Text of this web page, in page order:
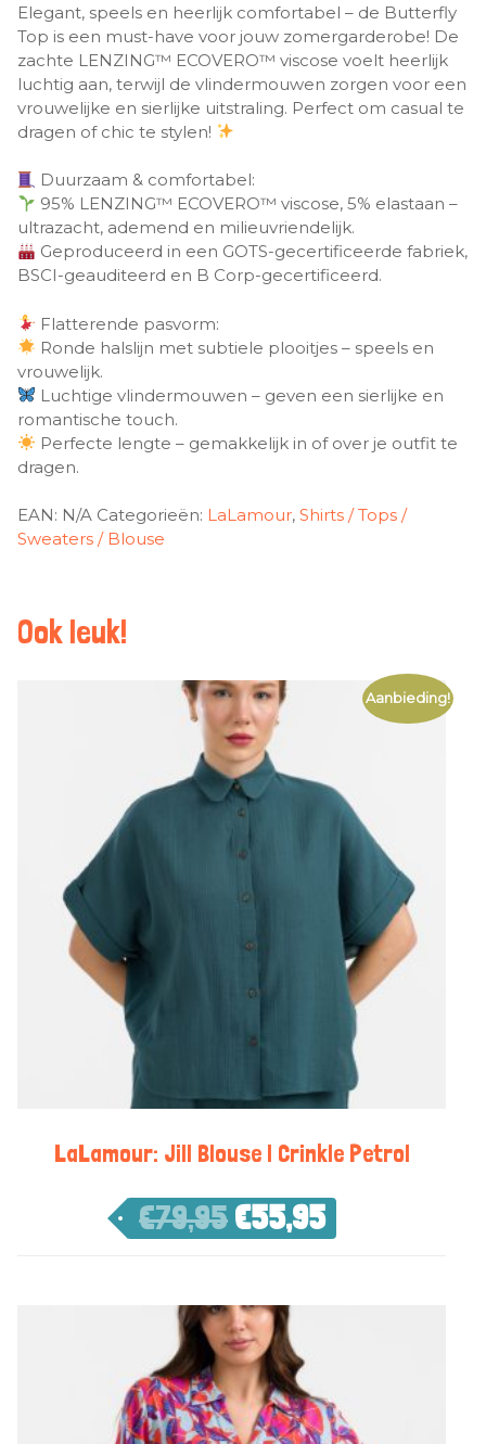
Elegant, speels en heerlijk comfortabel – de Butterfly
Top is een must-have voor jouw zomergarderobe! De
zachte LENZING™ ECOVERO™ viscose voelt heerlijk
luchtig aan, terwijl de vlindermouwen zorgen voor een
vrouwelijke en sierlijke uitstraling. Perfect om casual te
dragen of chic te stylen!
Duurzaam & comfortabel:
95% LENZING™ ECOVERO™ viscose, 5% elastaan –
ultrazacht, ademend en milieuvriendelijk.
Geproduceerd in een GOTS-gecertificeerde fabriek,
BSCI-geauditeerd en B Corp-gecertificeerd.
Flatterende pasvorm:
Ronde halslijn met subtiele plooitjes – speels en
vrouwelijk.
Luchtige vlindermouwen – geven een sierlijke en
romantische touch.
Perfecte lengte – gemakkelijk in of over je outfit te
dragen.
EAN: N/A Categorieën: LaLamour, Shirts / Tops /
Sweaters / Blouse
Ook leuk!
Aanbieding!
LaLamour: Jill Blouse | Crinkle Petrol
€79,95 €55,95